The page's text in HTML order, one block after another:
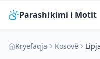
Parashikimi i Motit
Kryefaqja Kosovë